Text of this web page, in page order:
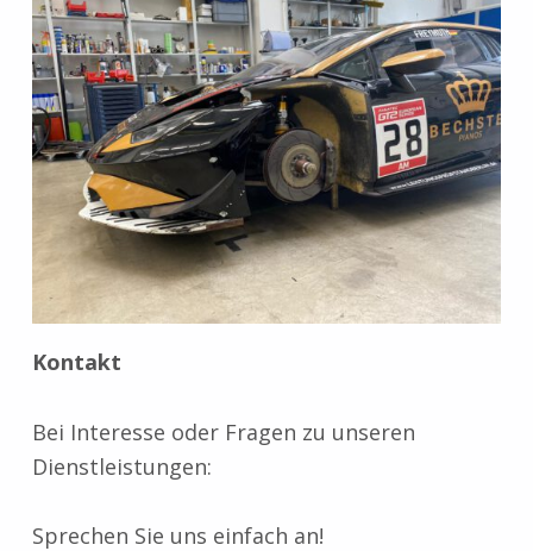
Kontakt
Bei Interesse oder Fragen zu unseren
Dienstleistungen:
Sprechen Sie uns einfach an!